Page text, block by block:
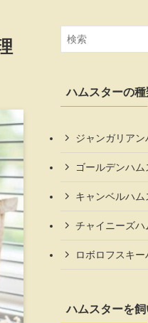
ハムスターの種
ジャンガリアン
ゴールデンハム
キャンベルハム
チャイニーズハ
ロボロフスキ
ハムスターを